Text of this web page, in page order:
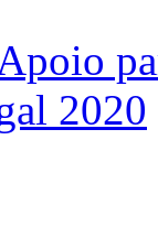
2020